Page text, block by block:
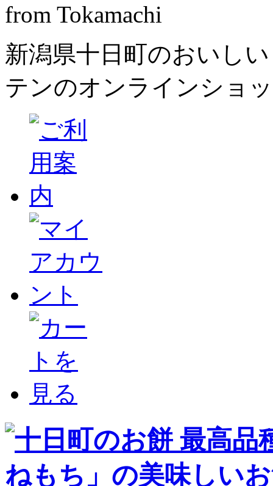
from Tokamachi
新潟県十日町のおいし
テンのオンラインショ